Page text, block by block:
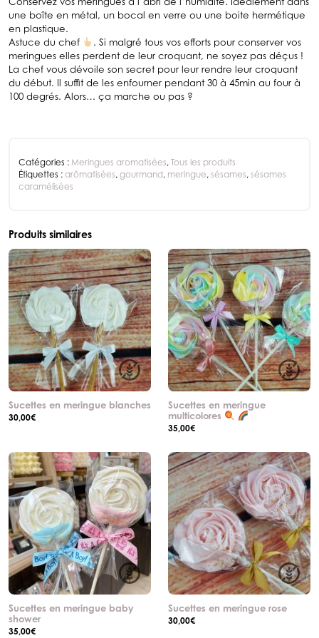
une boîte en métal, un bocal en verre ou une boite hermétique
en plastique.
Astuce du chef
. Si malgré tous vos efforts pour conserver vos
meringues elles perdent de leur croquant, ne soyez pas déçus !
La chef vous dévoile son secret pour leur rendre leur croquant
du début. Il suffit de les enfourner pendant 30 à 45min au four à
100 degrés. Alors… ça marche ou pas ?
Catégories : Meringues aromatisées, Tous les produits
Étiquettes : arômatisées, gourmand, meringue, sésames, sésames
caramélisées
Produits similaires
Sucettes en meringue blanches
30,00€
Sucettes en meringue
multicolores
35,00€
Sucettes en meringue baby
shower
35,00€
Sucettes en meringue rose
30,00€